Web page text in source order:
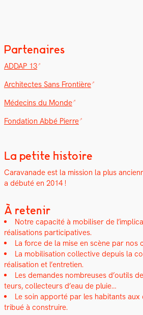
Partenaires
ADDAP 13
Archi­tectes Sans Fron­tière
Médecins du Monde
Fon­da­tion Abbé Pierre
La petite histoire
Car­a­vanade est la mis­sion la plus
a débuté en 2014 !
À retenir
Notre capac­ité à mobilis­er de
réal­i­sa­tions par­tic­i­pa­tives.
La force de la mise en scène par nos
La mobil­i­sa­tion col­lec­tive depuis la
réal­i­sa­tion et l’entretien.
Les deman­des nom­breuses d’outils
teurs, col­lecteurs d’eau de pluie…
Le soin apporté par les habi­tants
tribué à con­stru­ire.